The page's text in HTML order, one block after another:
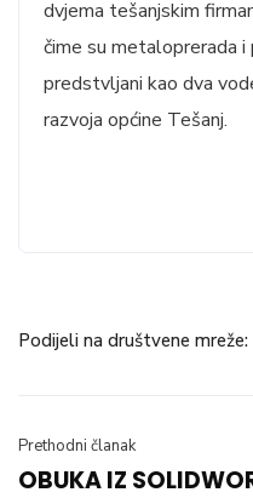
dvjema tešanjskim
čime su metaloprerada i
predstvljani kao dva
razvoja općine Tešanj.
Podijeli na društvene mreže:
Prethodni članak
OBUKA IZ